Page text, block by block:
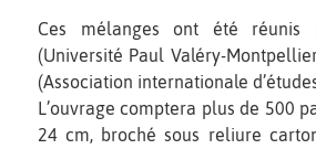
Ces mélanges ont été réunis
(Université Paul Valéry-
(Association internationale
L’ouvrage comptera plus de 500
24 cm, broché sous reliure